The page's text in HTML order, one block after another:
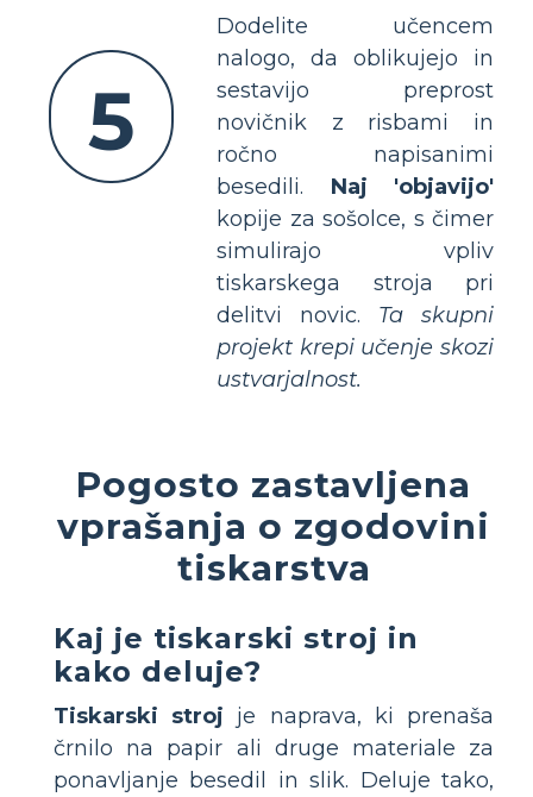
5
Dodelite učencem
nalogo, da oblikujejo in
sestavijo preprost
novičnik z risbami in
ročno napisanimi
besedili. Naj 'objavijo'
kopije za sošolce, s čimer
simulirajo vpliv
tiskarskega stroja pri
delitvi novic. Ta skupni
projekt krepi učenje skozi
ustvarjalnost.
Pogosto zastavljena
vprašanja o zgodovini
tiskarstva
Kaj je tiskarski stroj in
kako deluje?
Tiskarski stroj je naprava, ki prenaša
črnilo na papir ali druge materiale za
ponavljanje besedil in slik. Deluje tako,